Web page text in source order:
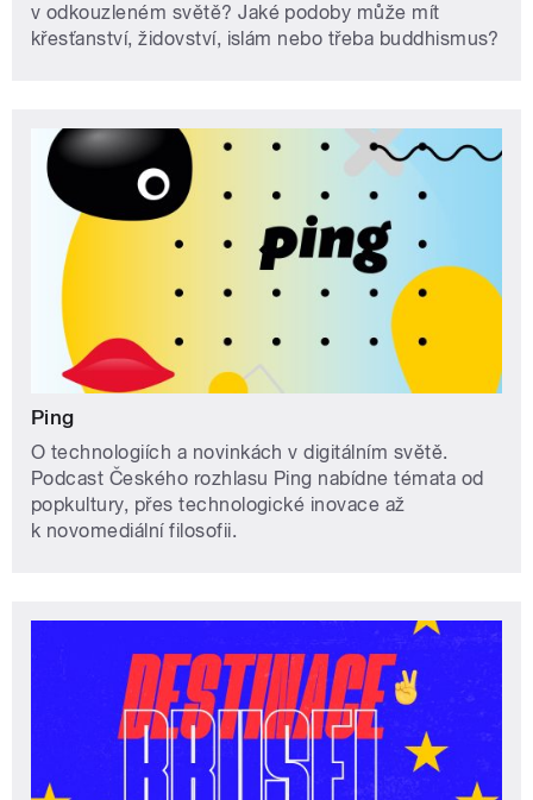
v odkouzleném světě? Jaké podoby může mít
křesťanství, židovství, islám nebo třeba buddhismus?
Ping
O technologiích a novinkách v digitálním světě.
Podcast Českého rozhlasu Ping nabídne témata od
popkultury, přes technologické inovace až
k novomediální filosofii.